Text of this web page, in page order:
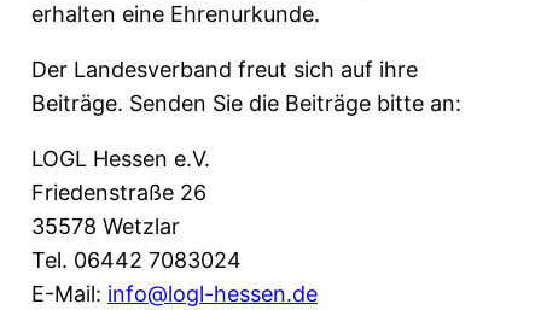
erhalten eine Ehrenurkunde.
Der Landesverband freut sich auf ihre
Beiträge. Senden Sie die Beiträge bitte an:
LOGL Hessen e.V.
Friedenstraße 26
35578 Wetzlar
Tel. 06442 7083024
E-Mail: info@logl-hessen.de